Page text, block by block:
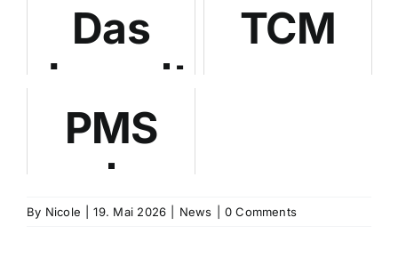
Das
doppelte
Spiel:
Schwedische
Mega-
TCM
Meta-
PMS
als
Frühwarnsystem:
By Nicole 19. Mai 2026 News 0 Comments